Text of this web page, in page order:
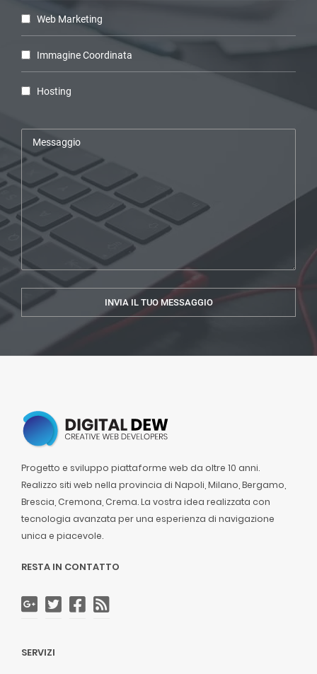
Web Marketing
Immagine Coordinata
Hosting
Progetto e sviluppo piattaforme web da oltre 10 anni.
Realizzo siti web nella provincia di Napoli, Milano, Bergamo,
Brescia, Cremona, Crema. La vostra idea realizzata con
tecnologia avanzata per una esperienza di navigazione
unica e piacevole.
RESTA IN CONTATTO
SERVIZI